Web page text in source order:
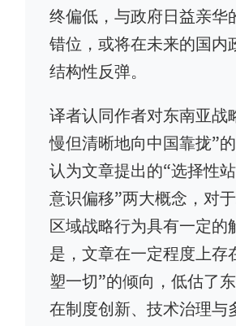
终偏低，与政府日益亲华
错位，或将在未来的国内
结构性反弹。
译者认同作者对东南亚战
慢但清晰地向中国靠拢”
认为文章提出的“选择性
意识偏移”两大概念，对
区域战略行为具有一定的
是，文章在一定程度上存
塑一切”的倾向，低估了
在制度创新、技术治理与